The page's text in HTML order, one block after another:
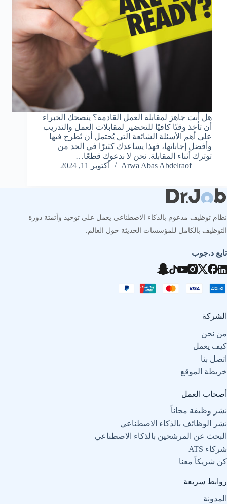
هل أنت جاهز لمقابلة العمل القادمة؟ ينصحك الخبراء
أن تأخذ وقتًا كافيًا للتحضير لمقابلات العمل والتدريب
على أهم الأسئلة الشائعة التي يُحتمل أن تُطرح فيها
وأفضل إجاباتها، فهذا يساعدك كثيرًا في الحد من
توترك أثناء المقابلة. نحن لا ندعوك قطعًا…
Arwa Abas Abdelraof
أكتوبر 11, 2024
نظام توظيف مدعوم بالذكاء الاصطناعي يعمل على توحيد وأتمتة دورة
التوظيف بالكامل للمؤسسات الحديثة حول العالم.
تابع د.جوب
الشركة
من نحن
كيف يعمل
اتصل بنا
خريطة الموقع
أصحاب العمل
نشر وظيفة مجاناً
نشر الوظائف بالذكاء الاصطناعي
البحث عن المرشحين بالذكاء الاصطناعي
شركاء ATS
كن شريكاً معنا
روابط سريعة
المدونة